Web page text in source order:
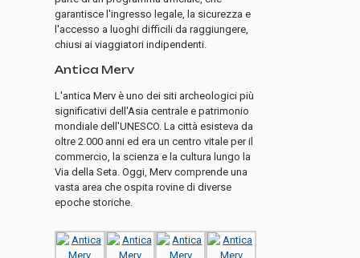
garantisce l'ingresso legale, la sicurezza e
l'accesso a luoghi difficili da raggiungere,
chiusi ai viaggiatori indipendenti.
Antica Merv
L'antica Merv è uno dei siti archeologici più
significativi dell'Asia centrale e patrimonio
mondiale dell'UNESCO. La città esisteva da
oltre 2.000 anni ed era un centro vitale per il
commercio, la scienza e la cultura lungo la
Via della Seta. Oggi, Merv comprende una
vasta area che ospita rovine di diverse
epoche storiche.